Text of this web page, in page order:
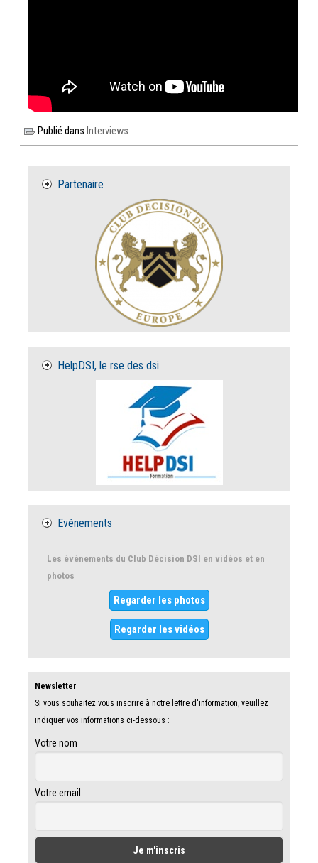
Publié dans Interviews
Partenaire
HelpDSI, le rse des dsi
Evénements
Les événements du Club Décision DSI en vidéos et en
photos
Regarder les photos
Regarder les vidéos
Newsletter
Si vous souhaitez vous inscrire à notre lettre d'information, veuillez
indiquer vos informations ci-dessous :
Votre nom
Votre email